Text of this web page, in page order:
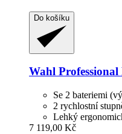
Do košíku
Wahl Professional
Se 2 bateriemi
2 rychlostní
Lehký
7 119,00 Kč